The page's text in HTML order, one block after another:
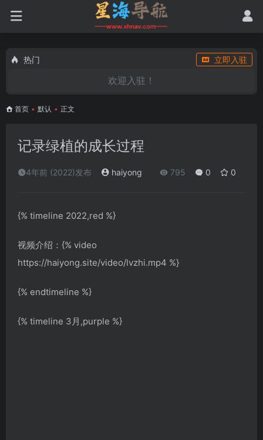
热门 立即入驻
欢迎入驻！
首页 • 默认 • 正文
记录绿植的成长过程
4年前 (2022)发布 haiyong 795 0 0
{% timeline 2022,red %}
视频介绍：{% video
https://haiyong.site/video/lvzhi.mp4 %}
{% endtimeline %}
{% timeline 3月,purple %}